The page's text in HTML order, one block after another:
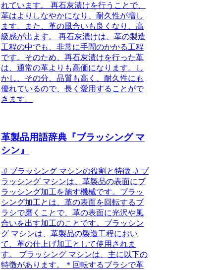
れています。 再石灰漬けを行うことで、
革はよりしなやかになり、耐久性が増し
ます。また、革の風合いも良くなり、高
級感が出ます。 再石灰漬けは、革の製造
工程の中でも、非常に手間のかかる工程
です。そのため、再石灰漬けを行った革
は、通常の革よりも高価になります。し
かし、その分、品質も高く、耐久性にも
優れているので、長く愛用することがで
きます。
革製品用語辞典『ブラッシング マ
シン』
-# ブラッシング マシンの役割と特徴 -# ブ
ラッシング マシンは、革製品の表面にブ
ラッシング加工を施す機械です。ブラッ
シング加工とは、革の表面を回転するブ
ラシで磨くことで、革の表面に光沢や風
合いを出す加工のことです。ブラッシン
グ マシンは、革製品の製造工程におい
て、革の仕上げ加工として使用されま
す。 ブラッシング マシンは、主に以下の
特徴があります。 * 回転するブラシで革